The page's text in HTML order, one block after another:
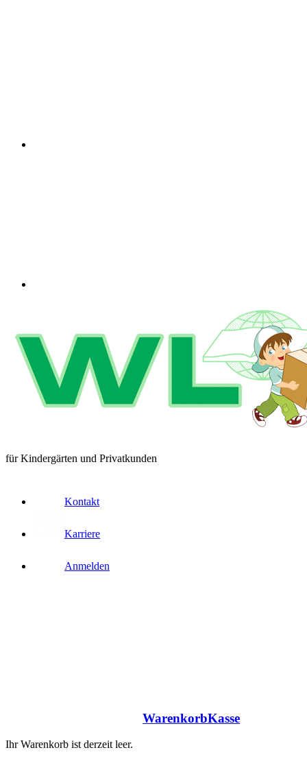
für Kindergärten und Privatkunden
Kontakt
Karriere
Anmelden
WarenkorbKasse
Ihr Warenkorb ist derzeit leer.